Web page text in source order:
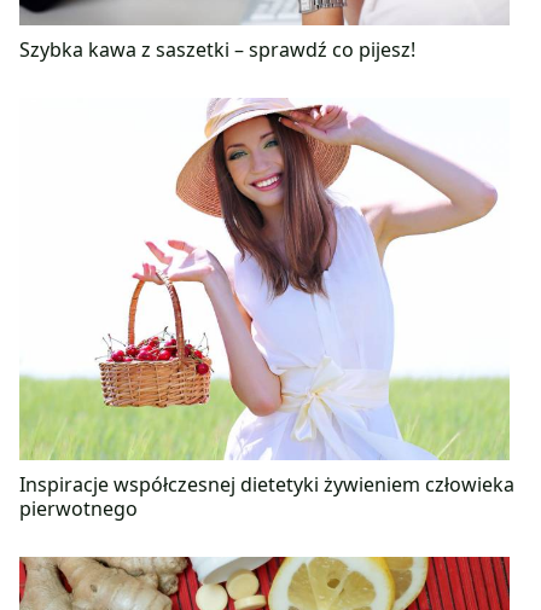
Szybka kawa z saszetki – sprawdź co pijesz!
Inspiracje współczesnej dietetyki żywieniem człowieka
pierwotnego